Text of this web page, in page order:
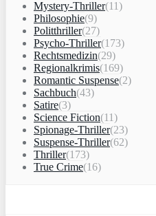
Mystery-Thriller(11)
Philosophie(9)
Politthriller(27)
Psycho-Thriller(173)
Rechtsmedizin(29)
Regionalkrimis(169)
Romantic Suspense(2)
Sachbuch(43)
Satire(3)
Science Fiction(11)
Spionage-Thriller(23)
Suspense-Thriller(62)
Thriller(173)
True Crime(16)